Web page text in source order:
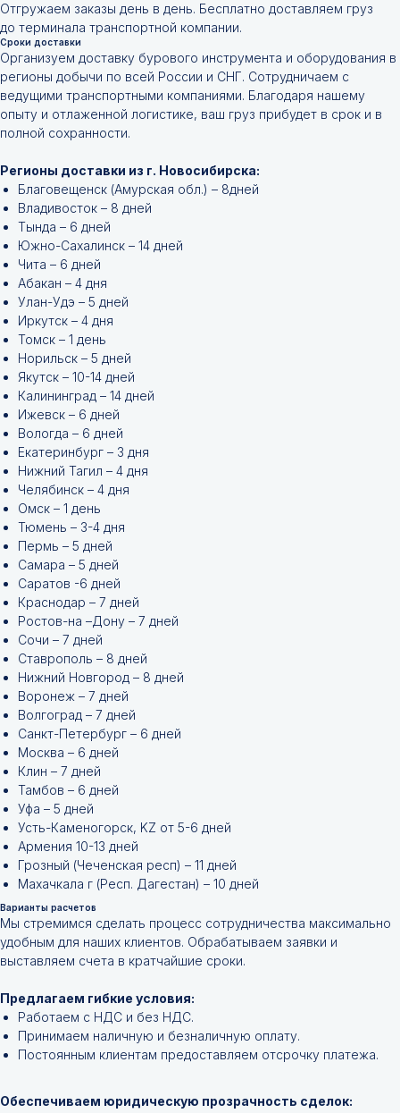
Отгружаем заказы день в день. Бесплатно доставляем груз
до терминала транспортной компании.
Сроки доставки
Организуем доставку бурового инструмента и оборудования в
регионы добычи по всей России и СНГ. Сотрудничаем с
ведущими транспортными компаниями. Благодаря нашему
опыту и отлаженной логистике, ваш груз прибудет в срок и в
полной сохранности.
Регионы доставки из г. Новосибирска:
Благовещенск (Амурская обл.) – 8дней
Владивосток – 8 дней
Тында – 6 дней
Южно-Сахалинск – 14 дней
Чита – 6 дней
Абакан – 4 дня
Улан-Удэ – 5 дней
Иркутск – 4 дня
Томск – 1 день
Норильск – 5 дней
Якутск – 10-14 дней
Калининград – 14 дней
Ижевск – 6 дней
Вологда – 6 дней
Екатеринбург – 3 дня
Нижний Тагил – 4 дня
Челябинск – 4 дня
Омск – 1 день
Тюмень – 3-4 дня
Пермь – 5 дней
Самара – 5 дней
Саратов -6 дней
Краснодар – 7 дней
Ростов-на –Дону – 7 дней
Сочи – 7 дней
Ставрополь – 8 дней
Нижний Новгород – 8 дней
Воронеж – 7 дней
Волгоград – 7 дней
Санкт-Петербург – 6 дней
Москва – 6 дней
Клин – 7 дней
Тамбов – 6 дней
Уфа – 5 дней
Усть-Каменогорск, KZ от 5-6 дней
Армения 10-13 дней
Грозный (Чеченская респ) – 11 дней
Махачкала г (Респ. Дагестан) – 10 дней
Варианты расчетов
Мы стремимся сделать процесс сотрудничества максимально
удобным для наших клиентов. Обрабатываем заявки и
выставляем счета в кратчайшие сроки.
Предлагаем гибкие условия:
Работаем с НДС и без НДС.
Принимаем наличную и безналичную оплату.
Постоянным клиентам предоставляем отсрочку платежа.
Обеспечиваем юридическую прозрачность сделок:
Не нашли нужной
позиции?
Оставьте заявку и мы подберём
инструменты и запчасти по вашим